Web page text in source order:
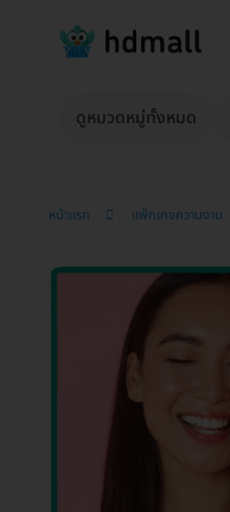
ดูหมวดหมู่ทั้งหมด
หน้าแรก แพ็กเกจความงาม